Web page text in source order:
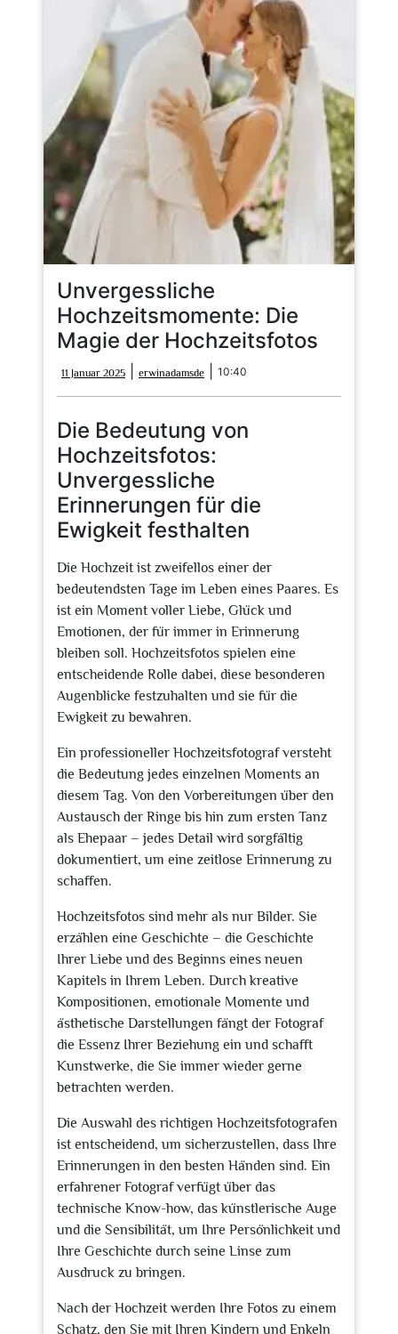
Unvergessliche
Hochzeitsmomente: Die
Magie der Hochzeitsfotos
11 Januar 2025
Januar
2025
erwinadamsde erwinadamsde
10:40
Die Bedeutung von
Hochzeitsfotos:
Unvergessliche
Erinnerungen für die
Ewigkeit festhalten
Die Hochzeit ist zweifellos einer der
bedeutendsten Tage im Leben eines Paares. Es
ist ein Moment voller Liebe, Glück und
Emotionen, der für immer in Erinnerung
bleiben soll. Hochzeitsfotos spielen eine
entscheidende Rolle dabei, diese besonderen
Augenblicke festzuhalten und sie für die
Ewigkeit zu bewahren.
Ein professioneller Hochzeitsfotograf versteht
die Bedeutung jedes einzelnen Moments an
diesem Tag. Von den Vorbereitungen über den
Austausch der Ringe bis hin zum ersten Tanz
als Ehepaar – jedes Detail wird sorgfältig
dokumentiert, um eine zeitlose Erinnerung zu
schaffen.
Hochzeitsfotos sind mehr als nur Bilder. Sie
erzählen eine Geschichte – die Geschichte
Ihrer Liebe und des Beginns eines neuen
Kapitels in Ihrem Leben. Durch kreative
Kompositionen, emotionale Momente und
ästhetische Darstellungen fängt der Fotograf
die Essenz Ihrer Beziehung ein und schafft
Kunstwerke, die Sie immer wieder gerne
betrachten werden.
Die Auswahl des richtigen Hochzeitsfotografen
ist entscheidend, um sicherzustellen, dass Ihre
Erinnerungen in den besten Händen sind. Ein
erfahrener Fotograf verfügt über das
technische Know-how, das künstlerische Auge
und die Sensibilität, um Ihre Persönlichkeit und
Ihre Geschichte durch seine Linse zum
Ausdruck zu bringen.
Nach der Hochzeit werden Ihre Fotos zu einem
Schatz, den Sie mit Ihren Kindern und Enkeln